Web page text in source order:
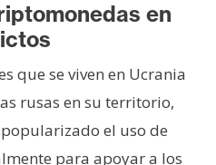
en
que se viven en Ucrania
rusas en su territorio,
el uso de
para apoyar a los